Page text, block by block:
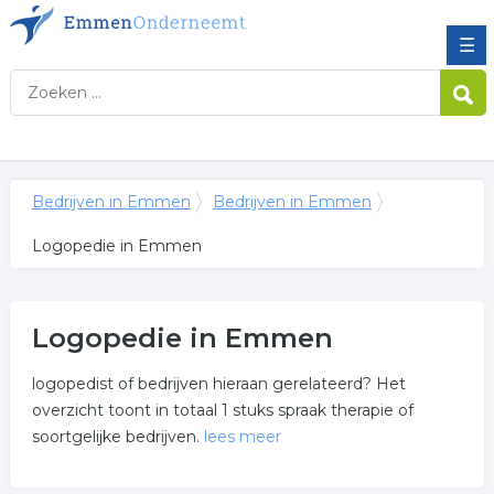
☰
Bedrijven in Emmen Bedrijven in Emmen
Logopedie in Emmen
Logopedie in Emmen
logopedist of bedrijven hieraan gerelateerd? Het
overzicht toont in totaal 1 stuks spraak therapie of
soortgelijke bedrijven. lees meer